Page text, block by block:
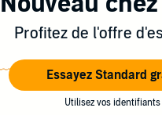
Profitez de l'offre
Essayez Standard
Utilisez vos identifiants